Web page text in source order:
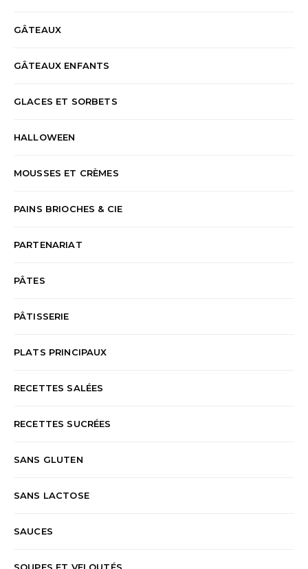
GÂTEAUX
GÂTEAUX ENFANTS
GLACES ET SORBETS
HALLOWEEN
MOUSSES ET CRÈMES
PAINS BRIOCHES & CIE
PARTENARIAT
PÂTES
PÂTISSERIE
PLATS PRINCIPAUX
RECETTES SALÉES
RECETTES SUCRÉES
SANS GLUTEN
SANS LACTOSE
SAUCES
SOUPES ET VELOUTÉS